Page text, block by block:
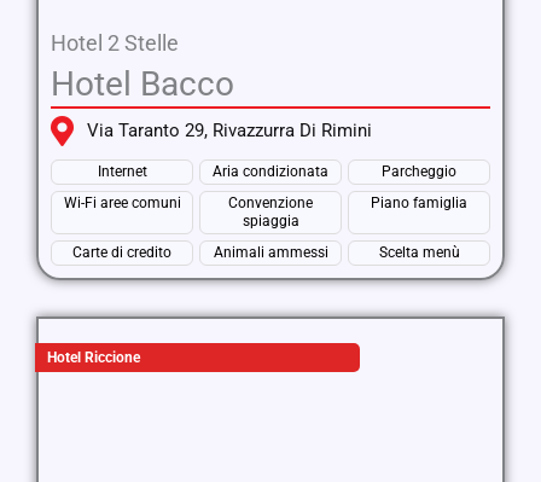
Hotel 2 Stelle
Hotel Bacco
Via Taranto 29, Rivazzurra Di Rimini
Internet Aria condizionata
Parcheggio
Wi-Fi aree comuni
Convenzione
spiaggia
Piano famiglia
Carte di credito Animali ammessi Scelta menù
Hotel Riccione